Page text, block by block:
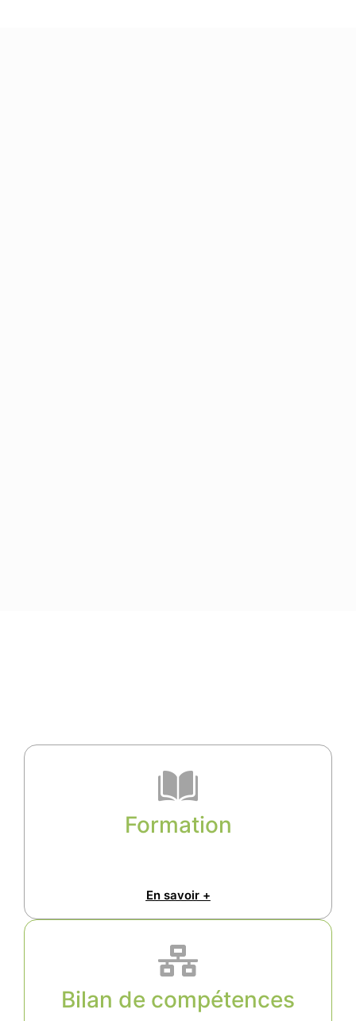
Formation
En savoir +
Bilan de compétences